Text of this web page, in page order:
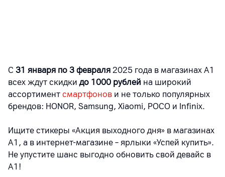
С 31 января по 3 февраля 2025 года в магазинах А1
всех ждут скидкидо 1000 рублей на широкий
ассортимент смартфонов и не только популярных
брендов: HONOR, Samsung, Xiaomi, POCO и Infinix.
Ищите стикеры «Акция выходного дня» в магазинах
А1, а в интернет-магазине – ярлыки «Успей купить».
Не упустите шанс выгодно обновить свой девайс в
А1!